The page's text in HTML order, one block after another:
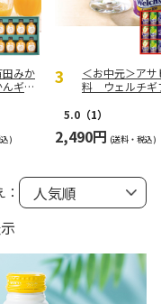
田みか
ギフ
)
＜お中元＞アサ
料 ウェルチギ
5.0 （1）
2,490円 (送料・税込)